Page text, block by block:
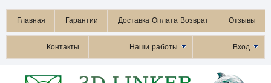
Главная Гарантии Доставка Оплата Возврат Отзывы
Контакты Наши работы Вход